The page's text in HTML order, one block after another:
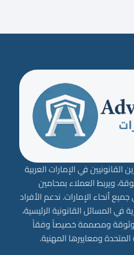
في الإمارات العربية
ويربط العملاء بمحامين
أنحاء الإمارات. ندعم الأفراد
في المسائل القانونية الرئيسية،
ومصممة خصيصاً وفقاً
المتحدة ومعاييرها المهنية.